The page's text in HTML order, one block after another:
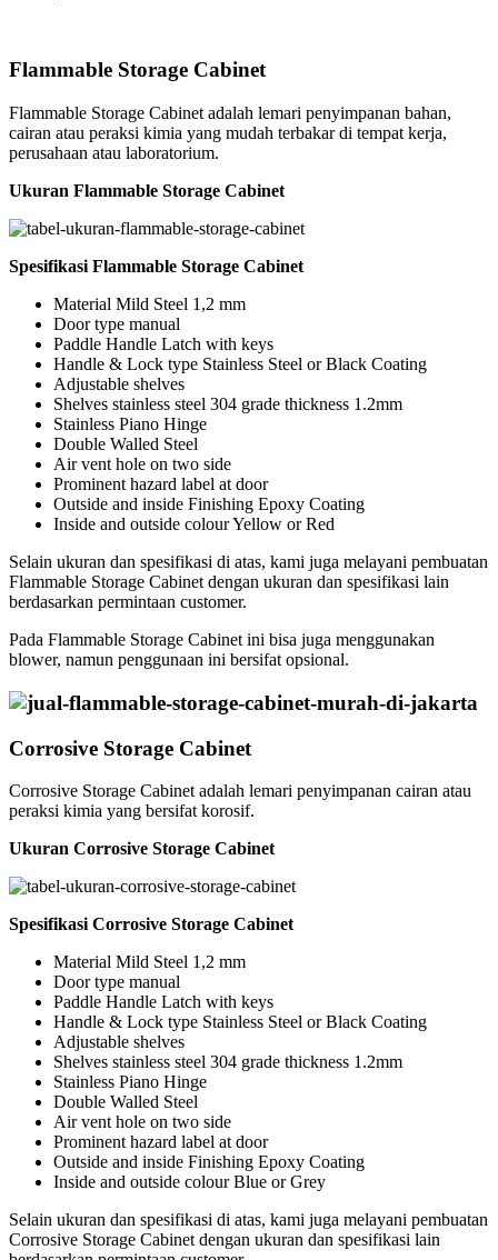
Flammable Storage Cabinet
Flammable Storage Cabinet adalah lemari penyimpanan bahan,
cairan atau peraksi kimia yang mudah terbakar di tempat kerja,
perusahaan atau laboratorium.
Ukuran Flammable Storage Cabinet
Spesifikasi Flammable Storage Cabinet
Material Mild Steel 1,2 mm
Door type manual
Paddle Handle Latch with keys
Handle & Lock type Stainless Steel or Black Coating
Adjustable shelves
Shelves stainless steel 304 grade thickness 1.2mm
Stainless Piano Hinge
Double Walled Steel
Air vent hole on two side
Prominent hazard label at door
Outside and inside Finishing Epoxy Coating
Inside and outside colour Yellow or Red
Selain ukuran dan spesifikasi di atas, kami juga melayani pembuatan
Flammable Storage Cabinet dengan ukuran dan spesifikasi lain
berdasarkan permintaan customer.
Pada Flammable Storage Cabinet ini bisa juga menggunakan
blower, namun penggunaan ini bersifat opsional.
Corrosive Storage Cabinet
Corrosive Storage Cabinet adalah lemari penyimpanan cairan atau
peraksi kimia yang bersifat korosif.
Ukuran Corrosive Storage Cabinet
Spesifikasi Corrosive Storage Cabinet
Material Mild Steel 1,2 mm
Door type manual
Paddle Handle Latch with keys
Handle & Lock type Stainless Steel or Black Coating
Adjustable shelves
Shelves stainless steel 304 grade thickness 1.2mm
Stainless Piano Hinge
Double Walled Steel
Air vent hole on two side
Prominent hazard label at door
Outside and inside Finishing Epoxy Coating
Inside and outside colour Blue or Grey
Selain ukuran dan spesifikasi di atas, kami juga melayani pembuatan
Corrosive Storage Cabinet dengan ukuran dan spesifikasi lain